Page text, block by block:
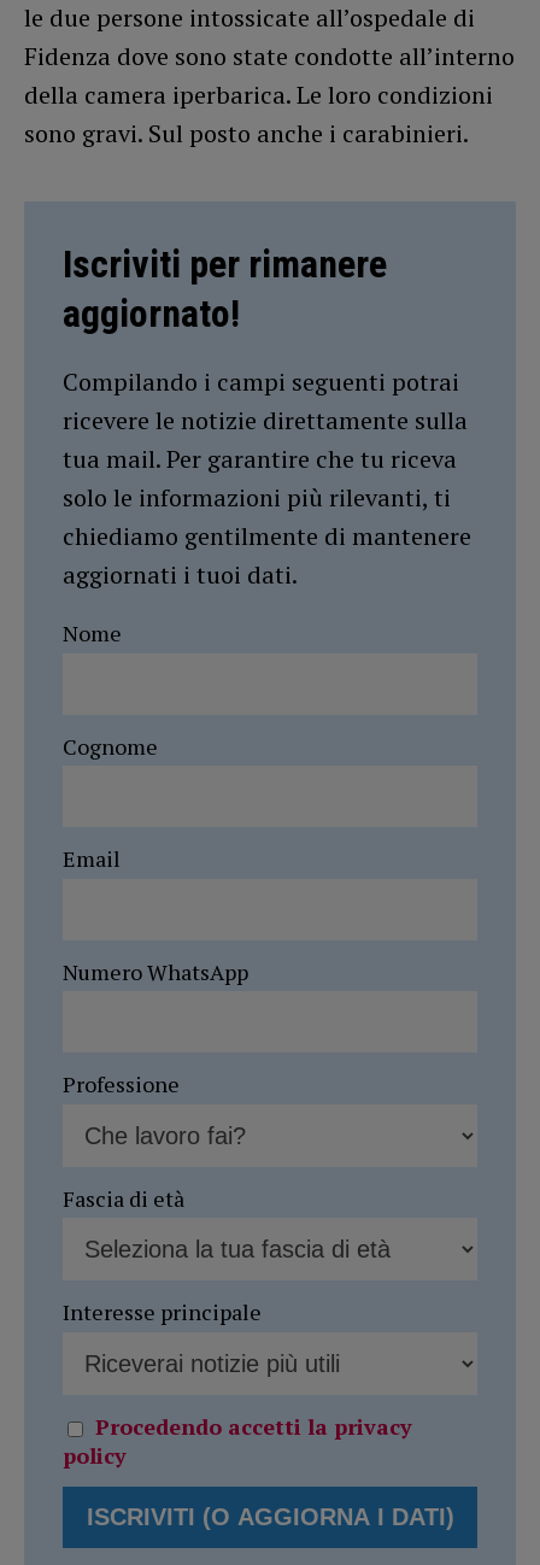
le due persone intossicate all’ospedale di
Fidenza dove sono state condotte all’interno
della camera iperbarica. Le loro condizioni
sono gravi. Sul posto anche i carabinieri.
Iscriviti per rimanere
aggiornato!
Compilando i campi seguenti potrai
ricevere le notizie direttamente sulla
tua mail. Per garantire che tu riceva
solo le informazioni più rilevanti, ti
chiediamo gentilmente di mantenere
aggiornati i tuoi dati.
Nome
Cognome
Email
Numero WhatsApp
Professione
Fascia di età
Interesse principale
Procedendo accetti la privacy
policy